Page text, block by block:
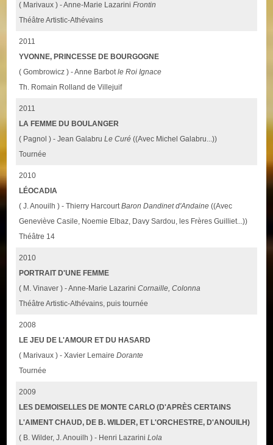
( Marivaux ) - Anne-Marie LazariniFrontin
Théâtre Artistic-Athévains
2011
YVONNE, PRINCESSE DE BOURGOGNE
( Gombrowicz ) - Anne Barbotle Roi Ignace
Th. Romain Rolland de Villejuif
2011
LA FEMME DU BOULANGER
( Pagnol ) - Jean GalabruLe Curé ((Avec Michel Galabru...))
Tournée
2010
LÉOCADIA
( J. Anouilh ) - Thierry HarcourtBaron Dandinet d'Andaine ((Avec
Geneviève Casile, Noemie Elbaz, Davy Sardou, les Frères Guilliet...))
Théâtre 14
2010
PORTRAIT D'UNE FEMME
( M. Vinaver ) - Anne-Marie LazariniCornaille, Colonna
Théâtre Artistic-Athévains, puis tournée
2008
LE JEU DE L'AMOUR ET DU HASARD
( Marivaux ) - Xavier LemaireDorante
Tournée
2009
LES DEMOISELLES DE MONTE CARLO (D'APRÈS CERTAINS
L'AIMENT CHAUD, DE B. WILDER, ET L'ORCHESTRE, D'ANOUILH)
( B. Wilder, J. Anouilh ) - Henri LazariniLola